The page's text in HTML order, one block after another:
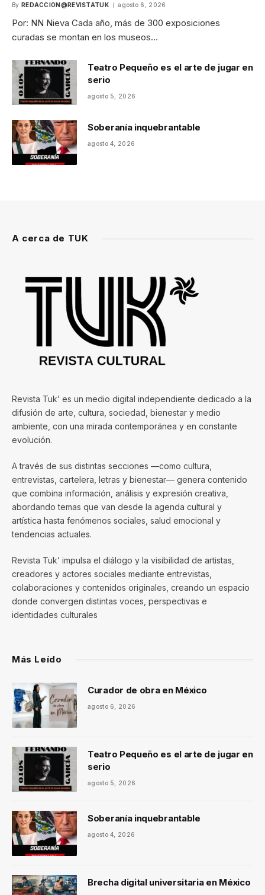
By REDACCION@REVISTATUK agosto 6, 2026
Por: NN Nieva Cada año, más de 300 exposiciones
curadas se montan en los museos…
Teatro Pequeño es el arte de jugar en
serio
agosto 5, 2026
Soberanía inquebrantable
agosto 4, 2026
A cerca de TUK
Revista Tuk’ es un medio digital independiente dedicado a la
difusión de arte, cultura, sociedad, bienestar y medio
ambiente, con una mirada contemporánea y en constante
evolución.
A través de sus distintas secciones —como cultura,
entrevistas, cartelera, letras y bienestar— genera contenido
que combina información, análisis y expresión creativa,
abordando temas que van desde la agenda cultural y
artística hasta fenómenos sociales, salud emocional y
tendencias actuales.
Revista Tuk’ impulsa el diálogo y la visibilidad de artistas,
creadores y actores sociales mediante entrevistas,
colaboraciones y contenidos originales, creando un espacio
donde convergen distintas voces, perspectivas e
identidades culturales
Más Leído
Curador de obra en México
agosto 6, 2026
Teatro Pequeño es el arte de jugar en
serio
agosto 5, 2026
Soberanía inquebrantable
agosto 4, 2026
Brecha digital universitaria en México